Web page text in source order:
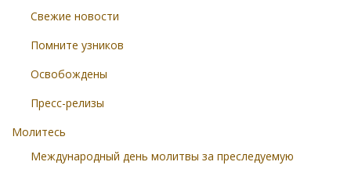
Свежие новости
Помните узников
Освобождены
Пресс-релизы
Молитесь
Международный день молитвы за преследуемую